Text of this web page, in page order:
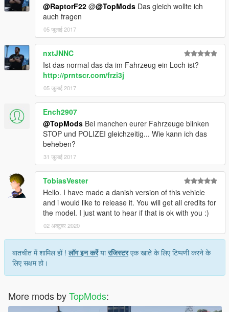
@RaptorF22 @@TopMods Das gleich wollte ich
auch fragen
05 जुलाई 2017
nxtJNNC
Ist das normal das da im Fahrzeug ein Loch ist?
http://prntscr.com/frzi3j
05 जुलाई 2017
Ench2907
@TopMods Bei manchen eurer Fahrzeuge blinken
STOP und POLIZEI gleichzeitig... Wie kann ich das
beheben?
31 जुलाई 2017
TobiasVester
Hello. I have made a danish version of this vehicle
and i would like to release it. You will get all credits for
the model. I just want to hear if that is ok with you :)
02 अक्टूबर 2020
बातचीत में शामिल हों !लॉग इन करेंयारजिस्टरएक खाते के लिए टिप्पणी करने के
लिए सक्षम हो।
More mods byTopMods: